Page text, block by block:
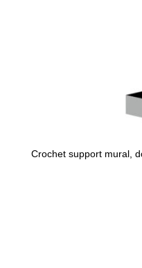
Crochet support mural,